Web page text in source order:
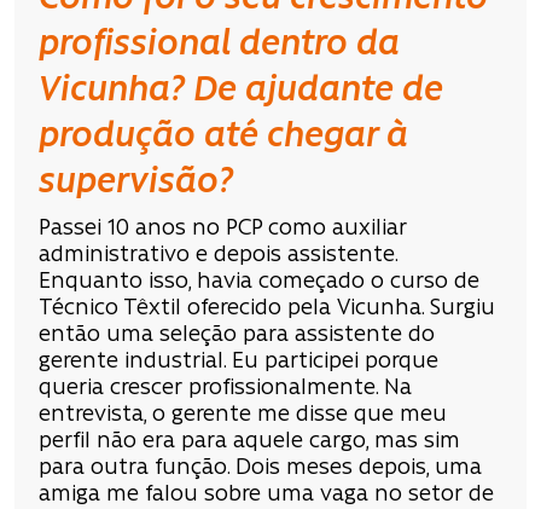
profissional dentro da
Vicunha? De ajudante de
produção até chegar à
supervisão?
Passei 10 anos no PCP como auxiliar
administrativo e depois assistente.
Enquanto isso, havia começado o curso de
Técnico Têxtil oferecido pela Vicunha. Surgiu
então uma seleção para assistente do
gerente industrial. Eu participei porque
queria crescer profissionalmente. Na
entrevista, o gerente me disse que meu
perfil não era para aquele cargo, mas sim
para outra função. Dois meses depois, uma
amiga me falou sobre uma vaga no setor de